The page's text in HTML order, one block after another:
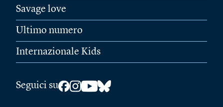
Savage love
Ultimo numero
Internazionale Kids
Seguici su